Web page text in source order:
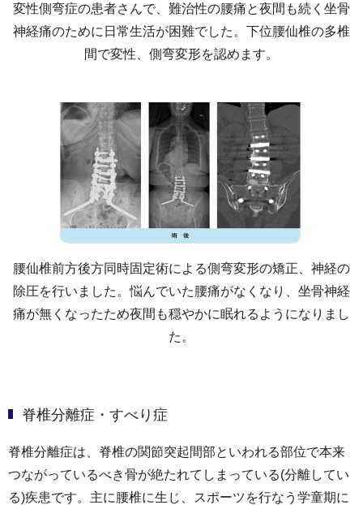
変性側弯症の患者さんで、難治性の腰痛と夜間も続く坐骨
神経痛のために日常生活が困難でした。下位腰仙椎の多椎
間で変性、側弯変形を認めます。
腰仙椎前方後方同時固定術による側弯変形の矯正、神経の
除圧を行いました。悩んでいた腰痛がなくなり、坐骨神経
痛が無くなったため夜間も穏やかに眠れるようになりまし
た。
脊椎分離症・すべり症
脊椎分離症は、脊椎の関節突起間部といわれる部位で本来
つながっているべき骨が絶たれてしまっている(分離してい
る)疾患です。主に腰椎に生じ、スポーツを行なう学童期に